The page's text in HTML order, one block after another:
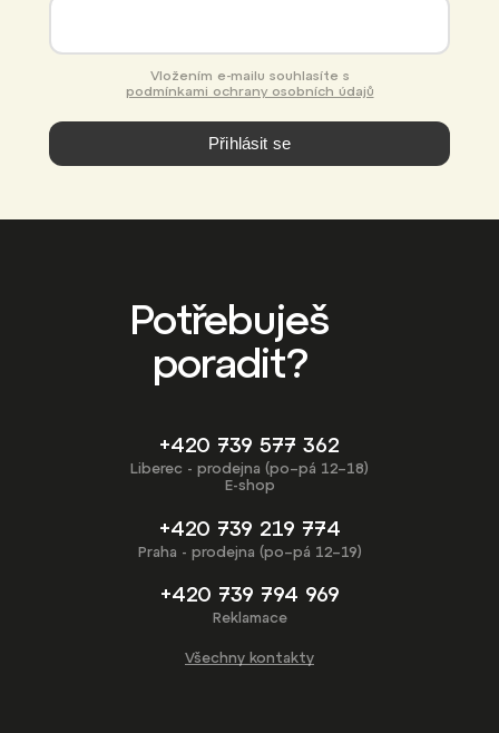
podmínkami ochrany osobních údajů
Přihlásit se
Potřebuješ
poradit?
+420 739 577 362
Liberec - prodejna (po–pá 12–18)
E-shop
+420 739 219 774
Praha - prodejna (po–pá 12–19)
+420 739 794 969
Reklamace
Všechny kontakty